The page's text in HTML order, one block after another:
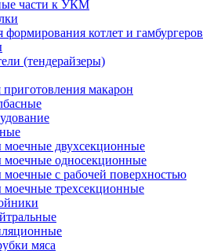
части к УКМ
котлет и гамбургеров
(тендерайзеры)
макарон
двухсекционные
односекционные
с рабочей поверхностью
трехсекционные
мяса